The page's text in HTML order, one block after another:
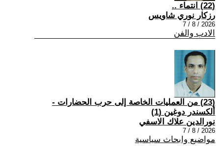
(22) انتماء ..
رزكار نوري شاويس
2026 / 8 / 7
الادب والفن
(23) من العمليات الخاصة إلى حرب الحضارات -
ألكسندر دوغين (1)
نورالدين علاك الاسفي
2026 / 8 / 7
مواضيع وابحاث سياسية